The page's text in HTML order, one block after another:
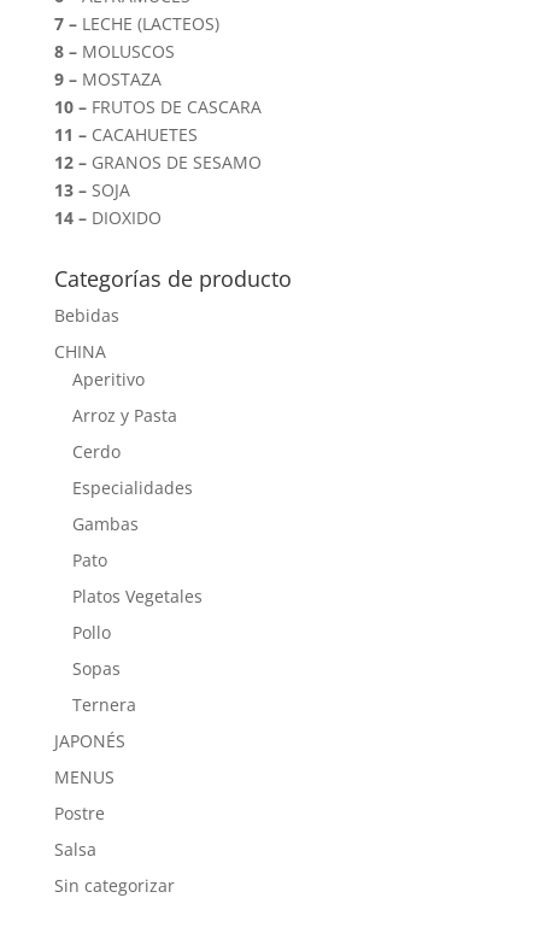
7 –LECHE (LACTEOS)
8 –MOLUSCOS
9 –MOSTAZA
10 –FRUTOS DE CASCARA
11 –CACAHUETES
12 –GRANOS DE SESAMO
13 –SOJA
14 –DIOXIDO
Categorías de producto
Bebidas
CHINA
Aperitivo
Arroz y Pasta
Cerdo
Especialidades
Gambas
Pato
Platos Vegetales
Pollo
Sopas
Ternera
JAPONÉS
MENUS
Postre
Salsa
Sin categorizar